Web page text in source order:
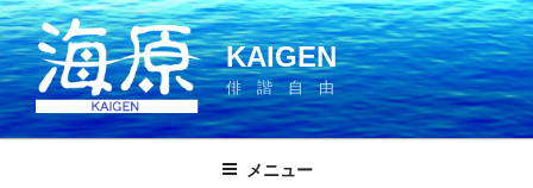
コ
ン
テ
ン
ツ
KAIGEN
俳 諧 自 由
メニュー